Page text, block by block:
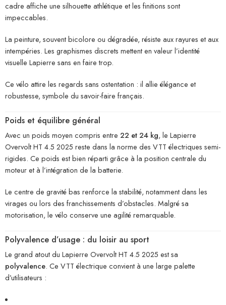
cadre affiche une silhouette athlétique et les finitions sont
impeccables.
La peinture, souvent bicolore ou dégradée, résiste aux rayures et aux
intempéries. Les graphismes discrets mettent en valeur l’identité
visuelle Lapierre sans en faire trop.
Ce vélo attire les regards sans ostentation : il allie élégance et
robustesse, symbole du savoir-faire français.
Poids et équilibre général
Avec un poids moyen compris entre 22 et 24 kg, le Lapierre
Overvolt HT 4.5 2025 reste dans la norme des VTT électriques semi-
rigides. Ce poids est bien réparti grâce à la position centrale du
moteur et à l’intégration de la batterie.
Le centre de gravité bas renforce la stabilité, notamment dans les
virages ou lors des franchissements d’obstacles. Malgré sa
motorisation, le vélo conserve une agilité remarquable.
Polyvalence d’usage : du loisir au sport
Le grand atout du Lapierre Overvolt HT 4.5 2025 est sa
polyvalence. Ce VTT électrique convient à une large palette
d’utilisateurs :